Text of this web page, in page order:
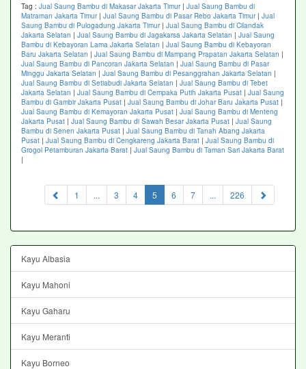
Tag : Jual Saung Bambu di Makasar Jakarta Timur| Jual Saung Bambu di
Matraman Jakarta Timur| Jual Saung Bambu di Pasar Rebo Jakarta Timur| Jual
Saung Bambu di Pulogadung Jakarta Timur| Jual Saung Bambu di Cilandak
Jakarta Selatan | Jual Saung Bambu di Jagakarsa Jakarta Selatan | Jual Saung
Bambu di Kebayoran Lama Jakarta Selatan | Jual Saung Bambu di Kebayoran
Baru Jakarta Selatan | Jual Saung Bambu di Mampang Prapatan Jakarta Selatan |
Jual Saung Bambu di Pancoran Jakarta Selatan | Jual Saung Bambu di Pasar
Minggu Jakarta Selatan | Jual Saung Bambu di Pesanggrahan Jakarta Selatan |
Jual Saung Bambu di Setiabudi Jakarta Selatan | Jual Saung Bambu di Tebet
Jakarta Selatan | Jual Saung Bambu di Cempaka Putih Jakarta Pusat | Jual Saung
Bambu di Gambir Jakarta Pusat | Jual Saung Bambu di Johar Baru Jakarta Pusat |
Jual Saung Bambu di Kemayoran Jakarta Pusat | Jual Saung Bambu di Menteng
Jakarta Pusat | Jual Saung Bambu di Sawah Besar Jakarta Pusat | Jual Saung
Bambu di Senen Jakarta Pusat | Jual Saung Bambu di Tanah Abang Jakarta
Pusat | Jual Saung Bambu di Cengkareng Jakarta Barat | Jual Saung Bambu di
Grogol Petamburan Jakarta Barat | Jual Saung Bambu di Taman Sari Jakarta Barat
|
1 ... 3 4 5 (current)
6 7 ... 226
Kayu Albasia
Kayu Mahoni
Kayu Gaharu
Kayu Meranti
Kayu Borneo